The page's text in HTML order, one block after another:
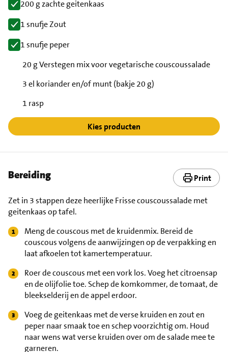
200 g zachte geitenkaas
1 snufje Zout
1 snufje peper
20 g Verstegen mix voor vegetarische couscoussalade
3 el koriander en/of munt (bakje 20 g)
1 rasp
Kies producten
Bereiding Print
Zet in 3 stappen deze heerlijke Frisse couscoussalade met
geitenkaas op tafel.
Meng de couscous met de kruidenmix. Bereid de
couscous volgens de aanwijzingen op de verpakking en
laat afkoelen tot kamertemperatuur.
Roer de couscous met een vork los. Voeg het citroensap
en de olijfolie toe. Schep de komkommer, de tomaat, de
bleekselderij en de appel erdoor.
Voeg de geitenkaas met de verse kruiden en zout en
peper naar smaak toe en schep voorzichtig om. Houd
naar wens wat verse kruiden over om de salade mee te
garneren.